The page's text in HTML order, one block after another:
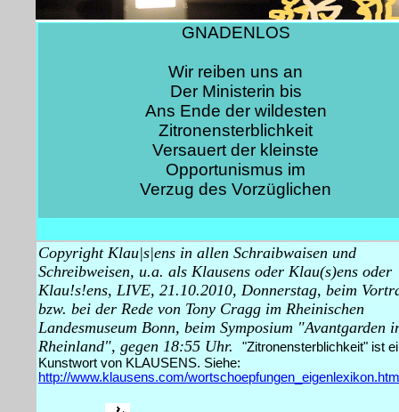
GNADENLOS
Wir reiben uns an
Der Ministerin bis
Ans Ende der wildesten
Zitronensterblichkeit
Versauert der kleinste
Opportunismus im
Verzug des Vorzüglichen
Copyright Klau|s|ens in allen Schraibwaisen und
Schreibweisen, u.a. als Klausens oder Klau(s)ens oder
Klau!s!ens, LIVE, 21.10.2010, Donnerstag, beim
bzw. bei der Rede von Tony Cragg im Rheinischen
Landesmuseum Bonn, beim Symposium "Avantgarden
Rheinland", gegen 18:55 Uhr.
"Zitronensterblichkeit" ist
Kunstwort von KLAUSENS. Siehe:
http://www.klausens.com/wortschoepfungen_eigenlexikon.htm